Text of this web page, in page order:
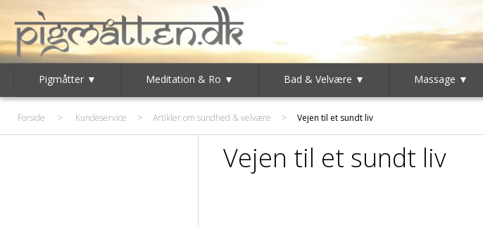
Pigmåtter ▼ Meditation & Ro ▼ Bad & Velvære ▼ Massage ▼
Forside > Kundeservice > Artikler om sundhed & velvære > Vejen til et sundt liv
Vejen til et sundt liv